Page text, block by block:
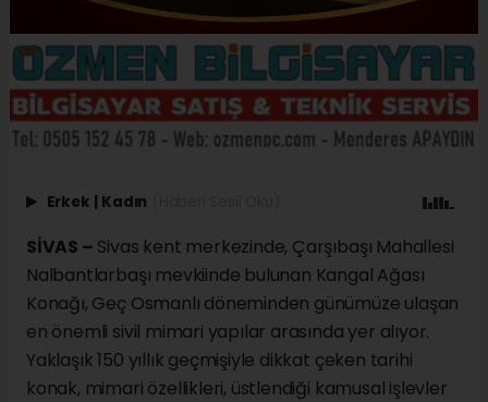
Erkek | Kadın
SİVAS – Sivas kent merkezinde, Çarşıbaşı Mahallesi
Nalbantlarbaşı mevkiinde bulunan Kangal Ağası
Konağı, Geç Osmanlı döneminden günümüze ulaşan
en önemli sivil mimari yapılar arasında yer alıyor.
Yaklaşık 150 yıllık geçmişiyle dikkat çeken tarihi
konak, mimari özellikleri, üstlendiği kamusal işlevler